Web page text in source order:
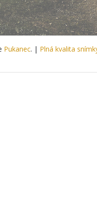
Pukanec. | Plná kvalita